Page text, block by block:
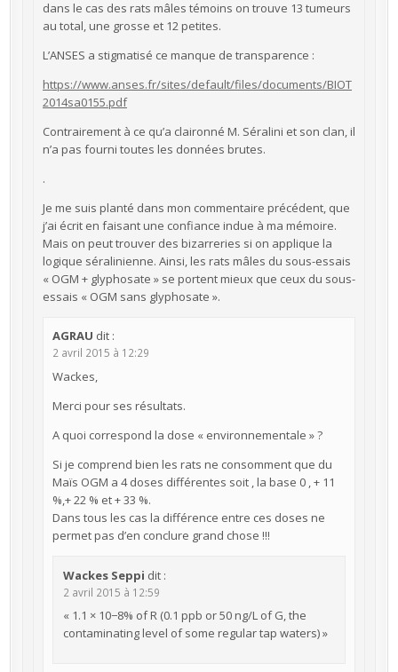
dans le cas des rats mâles témoins on trouve 13 tumeurs
au total, une grosse et 12 petites.
L’ANSES a stigmatisé ce manque de transparence :
https://www.anses.fr/sites/default/files/documents/BIOT
2014sa0155.pdf
Contrairement à ce qu’a claironné M. Séralini et son clan, il
n’a pas fourni toutes les données brutes.
.
Je me suis planté dans mon commentaire précédent, que
j’ai écrit en faisant une confiance indue à ma mémoire.
Mais on peut trouver des bizarreries si on applique la
logique séralinienne. Ainsi, les rats mâles du sous-essais
« OGM + glyphosate » se portent mieux que ceux du sous-
essais « OGM sans glyphosate ».
AGRAU dit :
2 avril 2015 à 12:29
Wackes,
Merci pour ses résultats.
A quoi correspond la dose « environnementale » ?
Si je comprend bien les rats ne consomment que du
Maïs OGM a 4 doses différentes soit , la base 0 , + 11
%,+ 22 % et + 33 %.
Dans tous les cas la différence entre ces doses ne
permet pas d’en conclure grand chose !!!
Wackes Seppi dit :
2 avril 2015 à 12:59
« 1.1 × 10−8% of R (0.1 ppb or 50 ng/L of G, the
contaminating level of some regular tap waters) »